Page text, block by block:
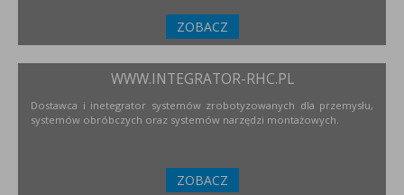
ZOBACZ
WWW.INTEGRATOR-RHC.PL
Dostawca i inetegrator systemów zrobotyzowanych dla przemysłu,
systemów obróbczych oraz systemów narzędzi montażowych.
ZOBACZ